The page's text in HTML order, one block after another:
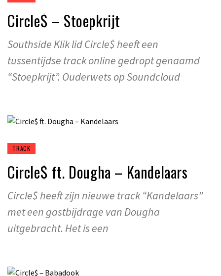
Circle$ – Stoepkrijt
Southside Klik lid Circle$ heeft een
tussentijdse track online gedropt genaamd
“Stoepkrijt”. Ouderwets op Soundcloud
TRACK
Circle$ ft. Dougha – Kandelaars
Circle$ heeft zijn nieuwe track “Kandelaars”
met een gastbijdrage van Dougha
uitgebracht. Het is een